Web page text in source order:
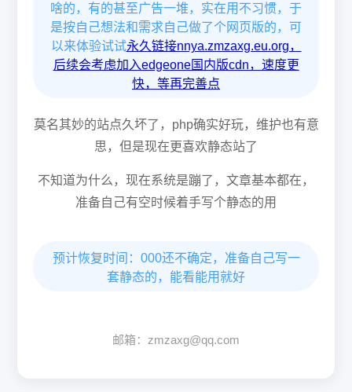
啥的，有的甚至广告一堆，实在用不习惯，于
是按自己想法和需求自己做了个网页版的，可
以来体验试试永久链接nnya.zmzaxg.eu.org，
后续会考虑加入edgeone国内版cdn，速度更
快，等再完善点
莫名其妙的站点久坏了，php确实好玩，维护也有意
思，但是现在更喜欢静态站了
不知道为什么，现在系统是蹦了，文章基本都在，
准备自己有空时候着手写个静态的用
预计恢复时间：000还不确定，准备自己写一
套静态的，能看能用就好
邮箱：zmzaxg@qq.com